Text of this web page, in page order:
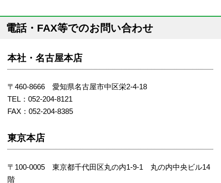
電話・FAX等でのお問い合わせ
本社・名古屋本店
〒460-8666 愛知県名古屋市中区栄2-4-18
TEL：052-204-8121
FAX：052-204-8385
東京本店
〒100-0005 東京都千代田区丸の内1-9-1 丸の内中央ビル14
階